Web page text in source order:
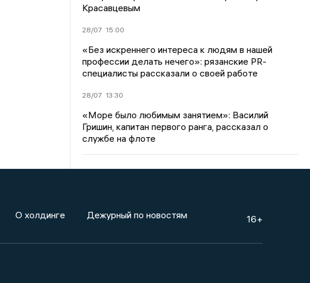
Красавцевым
28/07 15:00
«Без искреннего интереса к людям в нашей
профессии делать нечего»: рязанские PR-
специалисты рассказали о своей работе
28/07 13:30
«Море было любимым занятием»: Василий
Гришин, капитан первого ранга, рассказал о
службе на флоте
О холдинге Дежурный по новостям 16+